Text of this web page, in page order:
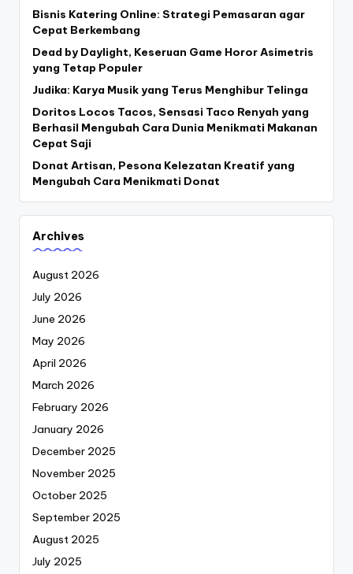
Bisnis Katering Online: Strategi Pemasaran agar
Cepat Berkembang
Dead by Daylight, Keseruan Game Horor Asimetris
yang Tetap Populer
Judika: Karya Musik yang Terus Menghibur Telinga
Doritos Locos Tacos, Sensasi Taco Renyah yang
Berhasil Mengubah Cara Dunia Menikmati Makanan
Cepat Saji
Donat Artisan, Pesona Kelezatan Kreatif yang
Mengubah Cara Menikmati Donat
Archives
August 2026
July 2026
June 2026
May 2026
April 2026
March 2026
February 2026
January 2026
December 2025
November 2025
October 2025
September 2025
August 2025
July 2025